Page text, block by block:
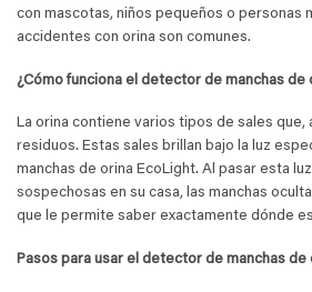
con mascotas, niños pequeños o personas
accidentes con orina son comunes.
¿Cómo funciona el detector de manchas de
La orina contiene varios tipos de sales que,
residuos. Estas sales brillan bajo la luz
manchas de orina EcoLight. Al pasar esta
sospechosas en su casa, las manchas
que le permite saber exactamente dónde
Pasos para usar el detector de manchas de